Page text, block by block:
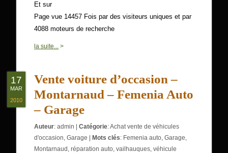
Et sur
Page vue 14457 Fois par des visiteurs uniques et par
4088 moteurs de recherche
la suite... >
Vente voiture d’occasion –
Montarnaud – Femenia Auto
– Garage
Auteur:admin |Catégorie:Achat vente de véhicules
d'occasion,Garage Mots clés: Femenia auto,Garage,
Montarnaud ,réparation auto,vailhauques,véhicule
17
MAR
2010